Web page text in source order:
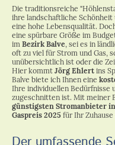
Die traditionsreiche
ihre landschaftliche
eine hohe Lebensqualität.
eine spürbare Größe im
im Bezirk Balve, sei es in
oft zu viel für Strom und Gas,
unübersichtlich ist oder die
Hier kommt Jörg Ehlert ins
Balve biete ich Ihnen eine
Ihre individuellen Bedürfnisse
zugeschnitten ist. Mit meiner
günstigsten Stromanbieter
Gaspreis 2025 für Ihr